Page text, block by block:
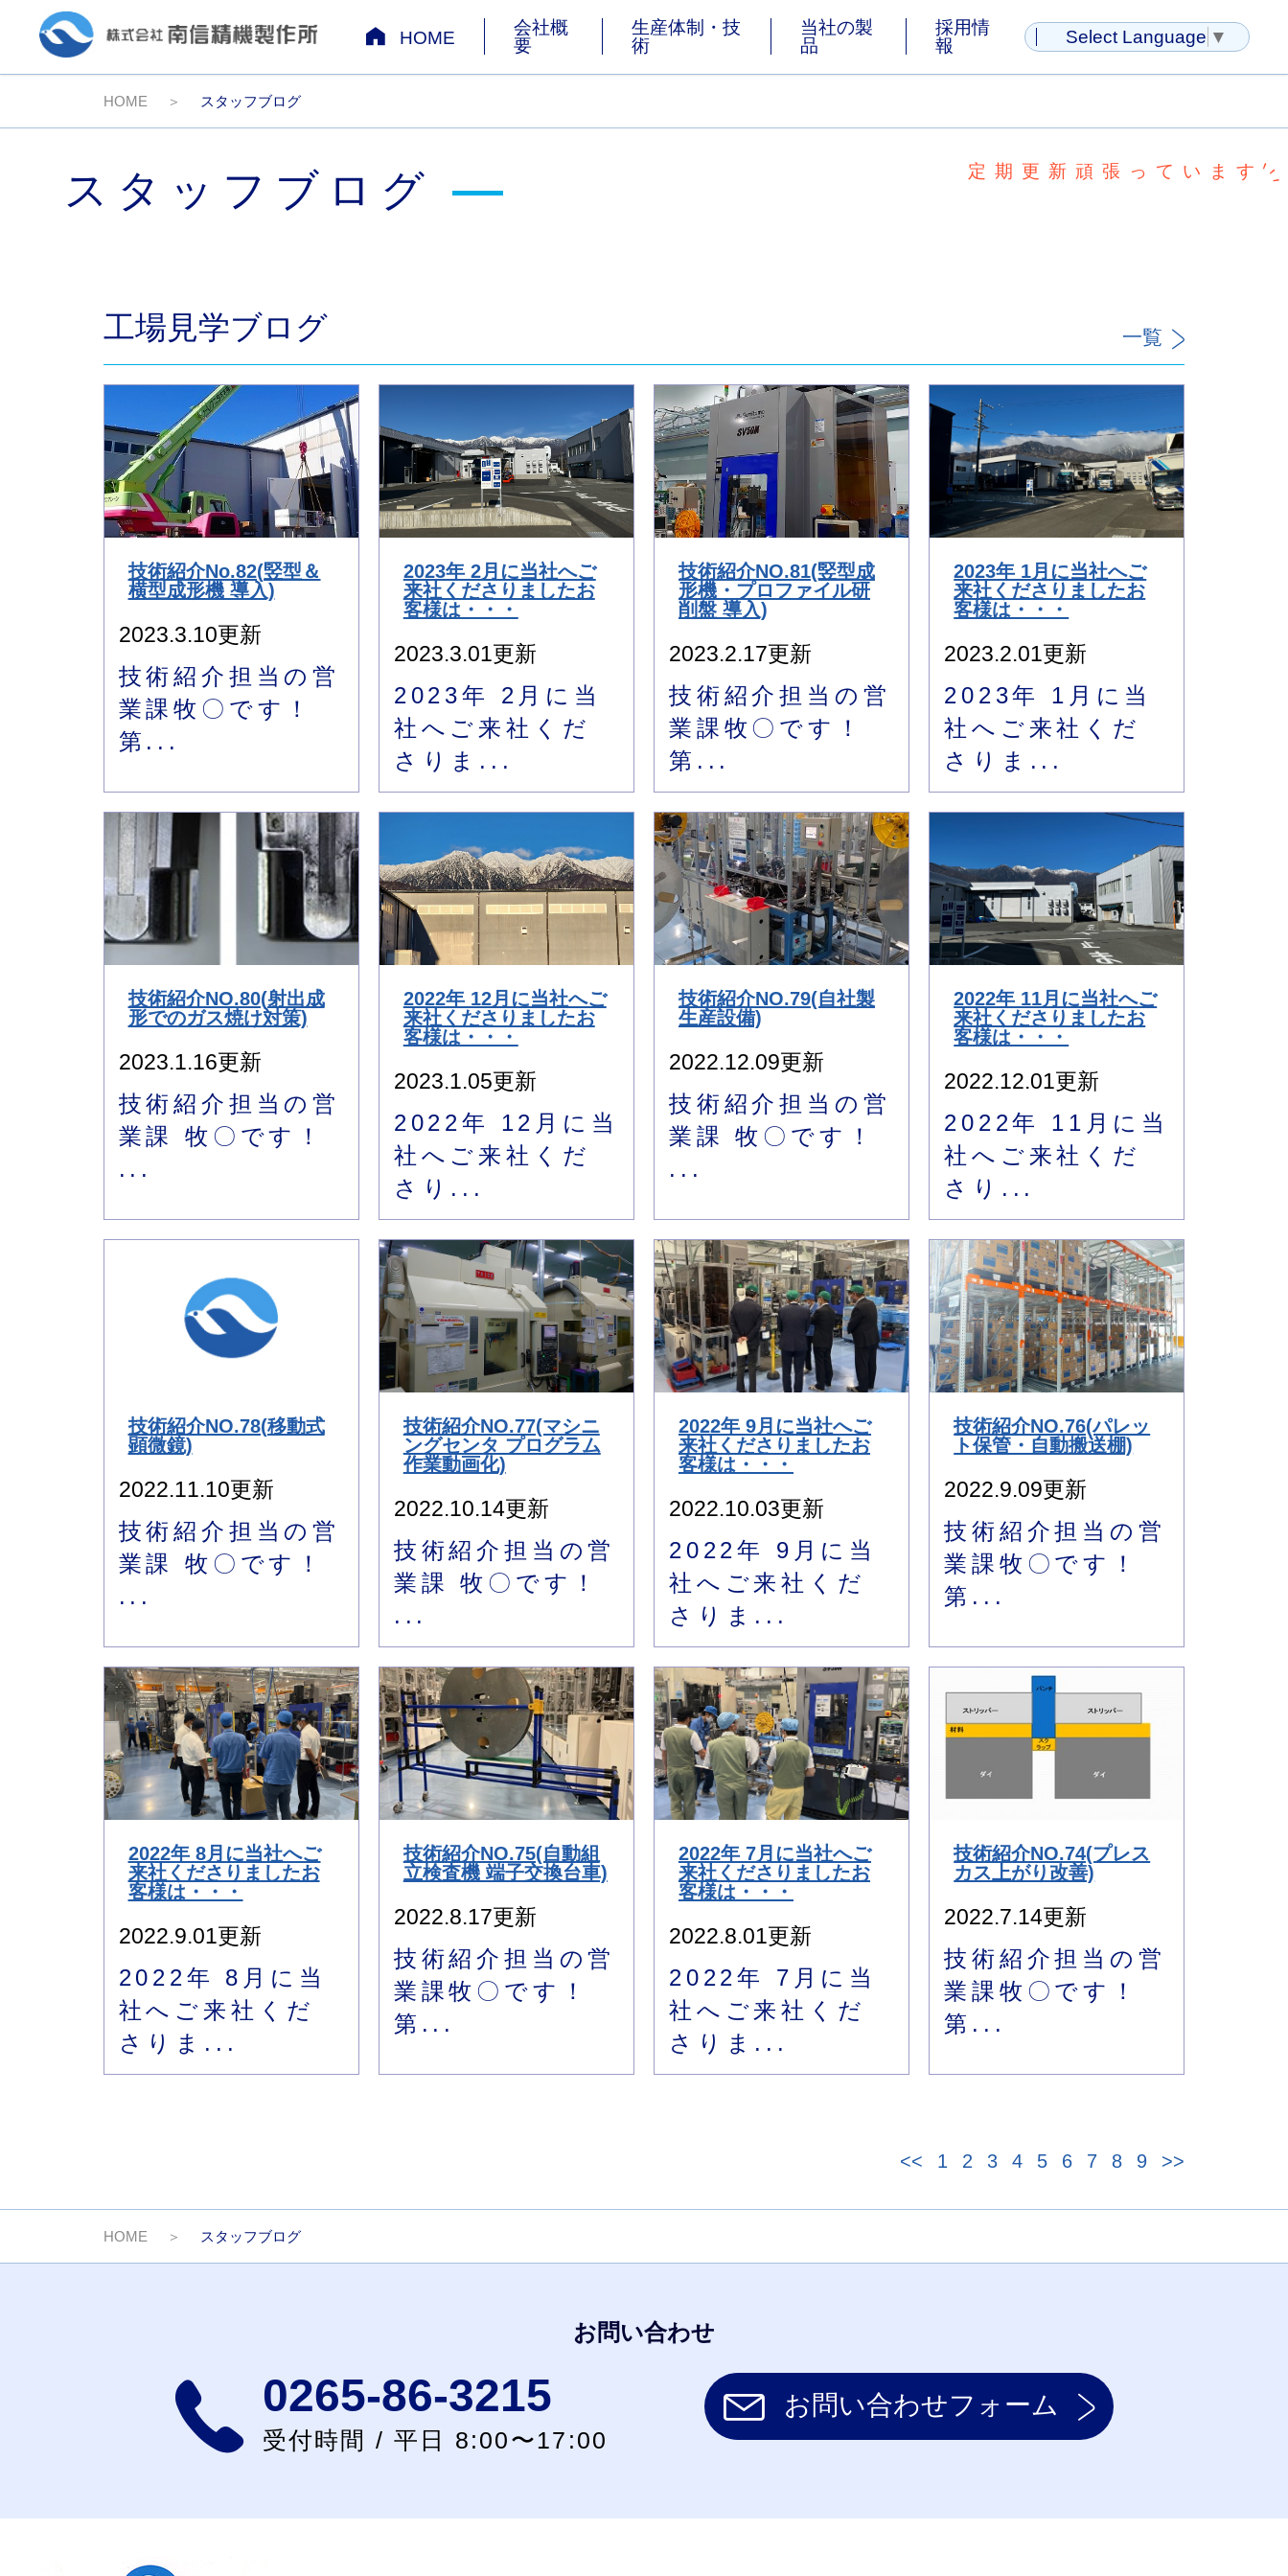
HOME
会社概
要
生産体制・技
術
当社の製
品
採用情
報
Select Language ▼
HOME スタッフブログ
スタッフブログ 定期更新頑張っています
工場見学ブログ 一覧
技術紹介No.82(竪型＆
横型成形機 導入)
2023.3.10更新
技術紹介担当の営
業課牧〇です！
第...
2023年 2月に当社へご
来社くださりましたお
客様は・・・
2023.3.01更新
2023年 2月に当
社へご来社くだ
さりま...
技術紹介NO.81(竪型成
形機・プロファイル研
削盤 導入)
2023.2.17更新
技術紹介担当の営
業課牧〇です！
第...
2023年 1月に当社へご
来社くださりましたお
客様は・・・
2023.2.01更新
2023年 1月に当
社へご来社くだ
さりま...
技術紹介NO.80(射出成
形でのガス焼け対策)
2023.1.16更新
技術紹介担当の営
業課 牧〇です！
...
2022年 12月に当社へご
来社くださりましたお
客様は・・・
2023.1.05更新
2022年 12月に当
社へご来社くだ
さり...
技術紹介NO.79(自社製
生産設備)
2022.12.09更新
技術紹介担当の営
業課 牧〇です！
...
2022年 11月に当社へご
来社くださりましたお
客様は・・・
2022.12.01更新
2022年 11月に当
社へご来社くだ
さり...
技術紹介NO.78(移動式
顕微鏡)
2022.11.10更新
技術紹介担当の営
業課 牧〇です！
...
技術紹介NO.77(マシニ
ングセンタ プログラム
作業動画化)
2022.10.14更新
技術紹介担当の営
業課 牧〇です！
...
2022年 9月に当社へご
来社くださりましたお
客様は・・・
2022.10.03更新
2022年 9月に当
社へご来社くだ
さりま...
技術紹介NO.76(パレッ
ト保管・自動搬送棚)
2022.9.09更新
技術紹介担当の営
業課牧〇です！
第...
2022年 8月に当社へご
来社くださりましたお
客様は・・・
2022.9.01更新
2022年 8月に当
社へご来社くだ
さりま...
技術紹介NO.75(自動組
立検査機 端子交換台車)
2022.8.17更新
技術紹介担当の営
業課牧〇です！
第...
2022年 7月に当社へご
来社くださりましたお
客様は・・・
2022.8.01更新
2022年 7月に当
社へご来社くだ
さりま...
技術紹介NO.74(プレス
カス上がり改善)
2022.7.14更新
技術紹介担当の営
業課牧〇です！
第...
<< 1 2 3 4 5 6 7 8 9 >>
HOME スタッフブログ
お問い合わせ
0265-86-3215
受付時間 / 平日 8:00〜17:00
お問い合わせフォーム